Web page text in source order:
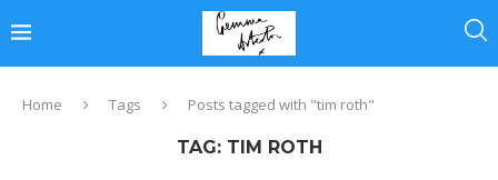
Home Tags Posts tagged with "tim roth"
TAG: TIM ROTH